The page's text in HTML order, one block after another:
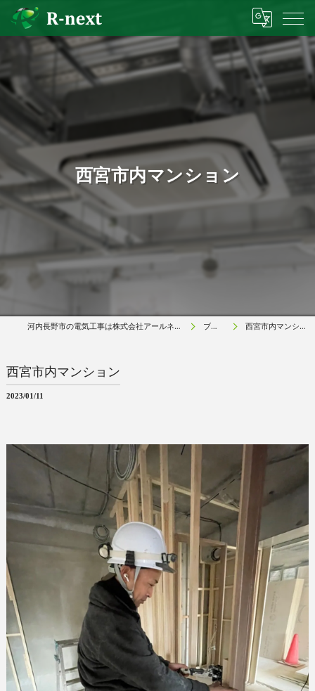
西宮市内マンション
河内長野市の電気工事は株式会社アールネクスト ブログ 西宮市内マンション
西宮市内マンション
2023/01/11